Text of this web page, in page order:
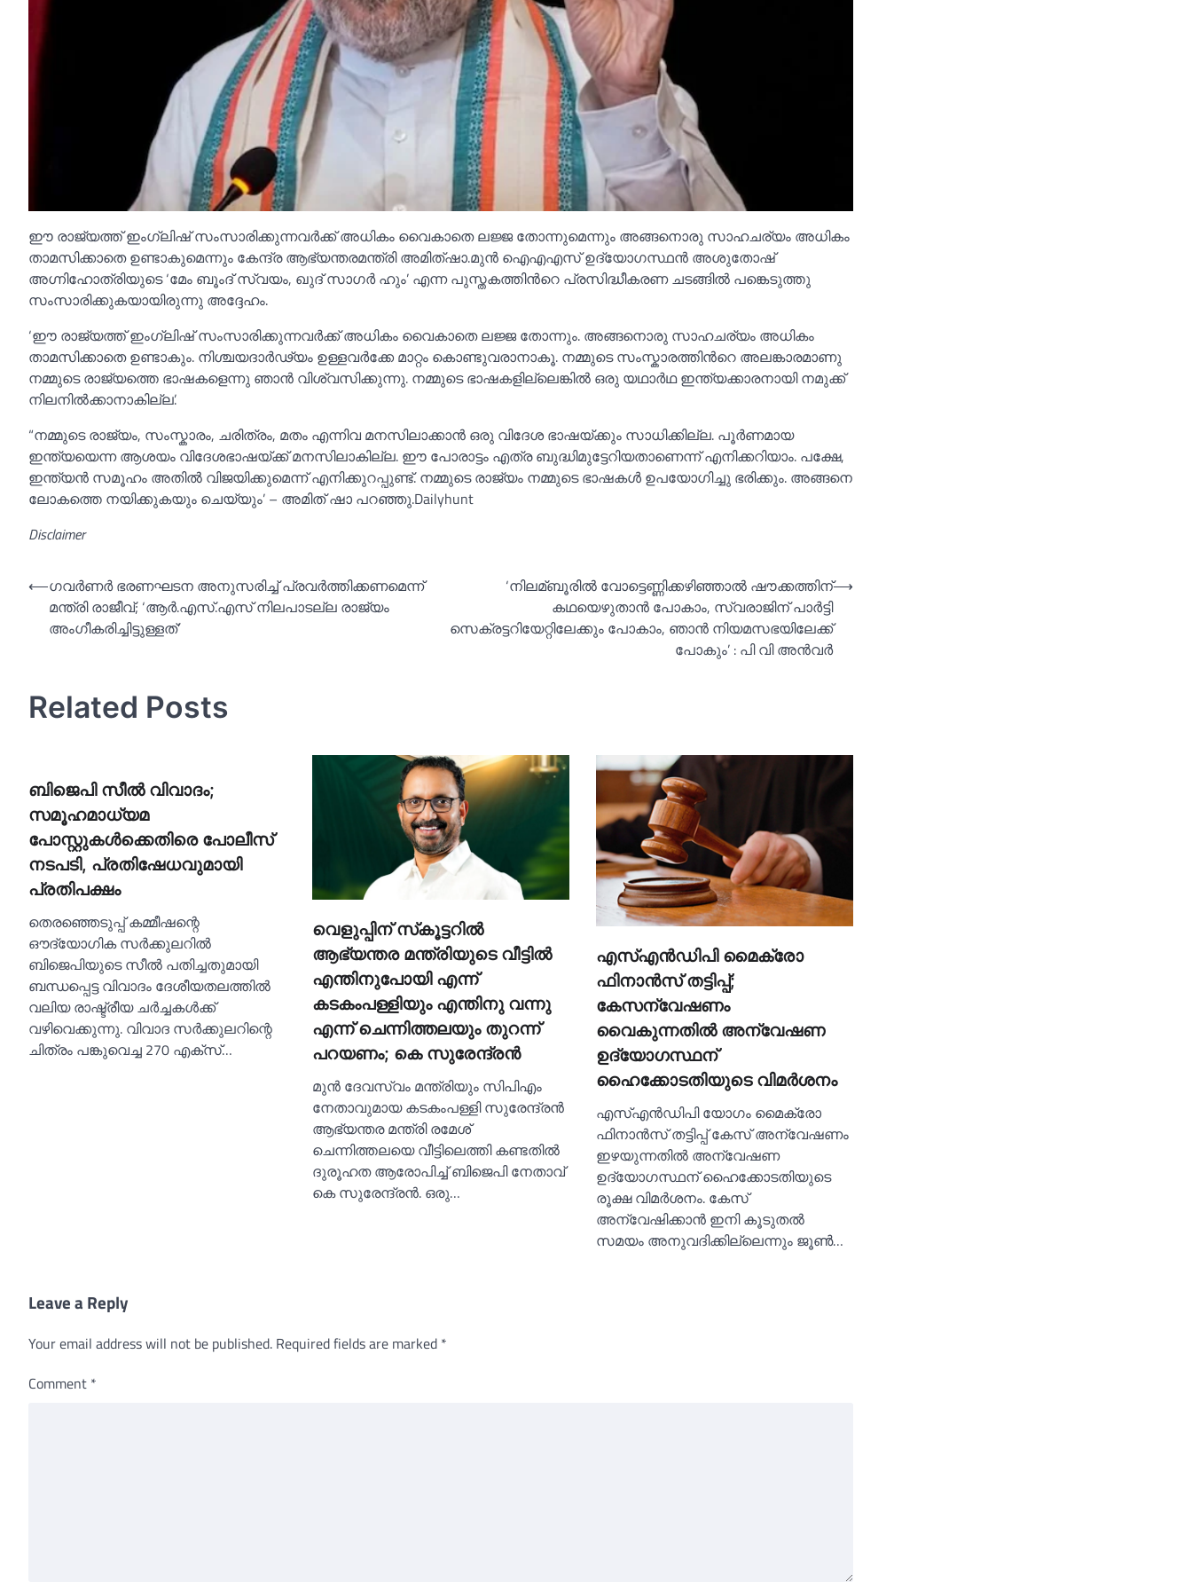
ഈ രാജ്യത്ത് ഇംഗ്ലിഷ് സംസാരിക്കുന്നവർക്ക് അധികം വൈകാതെ ലജ്ജ തോന്നുമെന്നും അങ്ങനൊരു സാഹചര്യം അധികം
താമസിക്കാതെ ഉണ്ടാകുമെന്നും കേന്ദ്ര ആഭ്യന്തരമന്ത്രി അമിത്ഷാ.മുൻ ഐഎഎസ് ഉദ്യോഗസ്ഥൻ അശുതോഷ്
അഗ്നിഹോത്രിയുടെ ‘മേം ബൂംദ് സ്വയം, ഖുദ് സാഗർ ഹും’ എന്ന പുസ്തകത്തിന്‍റെ പ്രസിദ്ധീകരണ ചടങ്ങില്‍ പങ്കെടുത്തു
സംസാരിക്കുകയായിരുന്നു അദ്ദേഹം.
‘ഈ രാജ്യത്ത് ഇംഗ്ലിഷ് സംസാരിക്കുന്നവർക്ക് അധികം വൈകാതെ ലജ്ജ തോന്നും. അങ്ങനൊരു സാഹചര്യം അധികം
താമസിക്കാതെ ഉണ്ടാകും. നിശ്ചയദാർഢ്യം ഉള്ളവർക്കേ മാറ്റം കൊണ്ടുവരാനാകൂ. നമ്മുടെ സംസ്കാരത്തിന്‍റെ അലങ്കാരമാണു
നമ്മുടെ രാജ്യത്തെ ഭാഷകളെന്നു ഞാൻ വിശ്വസിക്കുന്നു. നമ്മുടെ ഭാഷകളില്ലെങ്കില്‍ ഒരു യഥാർഥ ഇന്ത്യക്കാരനായി നമുക്ക്
നിലനില്‍ക്കാനാകില്ല’.
“നമ്മുടെ രാജ്യം, സംസ്കാരം, ചരിത്രം, മതം എന്നിവ മനസിലാക്കാൻ ഒരു വിദേശ ഭാഷയ്ക്കും സാധിക്കില്ല. പൂർണമായ
ഇന്ത്യയെന്ന ആശയം വിദേശഭാഷയ്ക്ക് മനസിലാകില്ല. ഈ പോരാട്ടം എത്ര ബുദ്ധിമുട്ടേറിയതാണെന്ന് എനിക്കറിയാം. പക്ഷേ,
ഇന്ത്യൻ സമൂഹം അതില്‍ വിജയിക്കുമെന്ന് എനിക്കുറപ്പുണ്ട്. നമ്മുടെ രാജ്യം നമ്മുടെ ഭാഷകള്‍ ഉപയോഗിച്ചു ഭരിക്കും. അങ്ങനെ
ലോകത്തെ നയിക്കുകയും ചെയ്യും’ – അമിത് ഷാ പറഞ്ഞു.Dailyhunt
Disclaimer
Post
navigation
⟵ഗവര്‍ണര്‍ ഭരണഘടന അനുസരിച്ച്‌ പ്രവര്‍ത്തിക്കണമെന്ന്‌
മന്ത്രി രാജീവ്; ‘ആര്‍.എസ്‌.എസ് നിലപാടല്ല രാജ്യം
അംഗീകരിച്ചിട്ടുള്ളത്‌’
‘നിലമ്ബൂരില്‍ വോട്ടെണ്ണിക്കഴിഞ്ഞാല്‍ ഷൗക്കത്തിന്
കഥയെഴുതാൻ പോകാം, സ്വരാജിന് പാര്‍ട്ടി
സെക്രട്ടറിയേറ്റിലേക്കും പോകാം, ഞാൻ നിയമസഭയിലേക്ക്
പോകും’ : പി വി അൻവര്‍
⟶
Related Posts
ബിജെപി സീല്‍ വിവാദം;
സമൂഹമാധ്യമ
പോസ്റ്റുകള്‍ക്കെതിരെ പോലീസ്
നടപടി, പ്രതിഷേധവുമായി
പ്രതിപക്ഷം
തെരഞ്ഞെടുപ്പ് കമ്മീഷന്റെ
ഔദ്യോഗിക സർക്കുലറില്‍
ബിജെപിയുടെ സീല്‍ പതിച്ചതുമായി
ബന്ധപ്പെട്ട വിവാദം ദേശീയതലത്തില്‍
വലിയ രാഷ്ട്രീയ ചർച്ചകള്‍ക്ക്
വഴിവെക്കുന്നു. വിവാദ സർക്കുലറിന്റെ
ചിത്രം പങ്കുവെച്ച 270 എക്സ്…
വെളുപ്പിന് സ്‌കൂട്ടറില്‍
ആഭ്യന്തര മന്ത്രിയുടെ വീട്ടില്‍
എന്തിനുപോയി എന്ന്
കടകംപള്ളിയും എന്തിനു വന്നു
എന്ന് ചെന്നിത്തലയും തുറന്ന്
പറയണം; കെ സുരേന്ദ്രന്‍
മുന്‍ ദേവസ്വം മന്ത്രിയും സിപിഎം
നേതാവുമായ കടകംപള്ളി സുരേന്ദ്രന്‍
ആഭ്യന്തര മന്ത്രി രമേശ്
ചെന്നിത്തലയെ വീട്ടിലെത്തി കണ്ടതില്‍
ദുരൂഹത ആരോപിച്ച്‌ ബിജെപി നേതാവ്
കെ സുരേന്ദ്രന്‍. ഒരു…
എസ്‌എന്‍ഡിപി മൈക്രോ
ഫിനാന്‍സ് തട്ടിപ്പ്;
കേസന്വേഷണം
വൈകുന്നതില്‍ അന്വേഷണ
ഉദ്യോഗസ്ഥന്
ഹൈക്കോടതിയുടെ വിമര്‍ശനം
എസ്‌എന്‍ഡിപി യോഗം മൈക്രോ
ഫിനാന്‍സ് തട്ടിപ്പ് കേസ് അന്വേഷണം
ഇഴയുന്നതില്‍ അന്വേഷണ
ഉദ്യോഗസ്ഥന് ഹൈക്കോടതിയുടെ
രൂക്ഷ വിമര്‍ശനം. കേസ്
അന്വേഷിക്കാന്‍ ഇനി കൂടുതല്‍
സമയം അനുവദിക്കില്ലെന്നും ജൂണ്‍…
Leave a Reply
Your email address will not be published. Required fields are marked *
Comment *